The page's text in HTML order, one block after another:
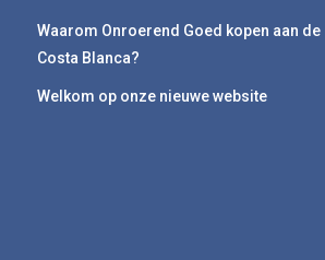
Waarom Onroerend Goed kopen aan de
Costa Blanca?
Welkom op onze nieuwe website